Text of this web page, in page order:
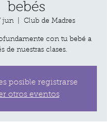
bebés
jun Club de Madres
con tu bebé a
de nuestras clases.
posible registrarse
otros eventos